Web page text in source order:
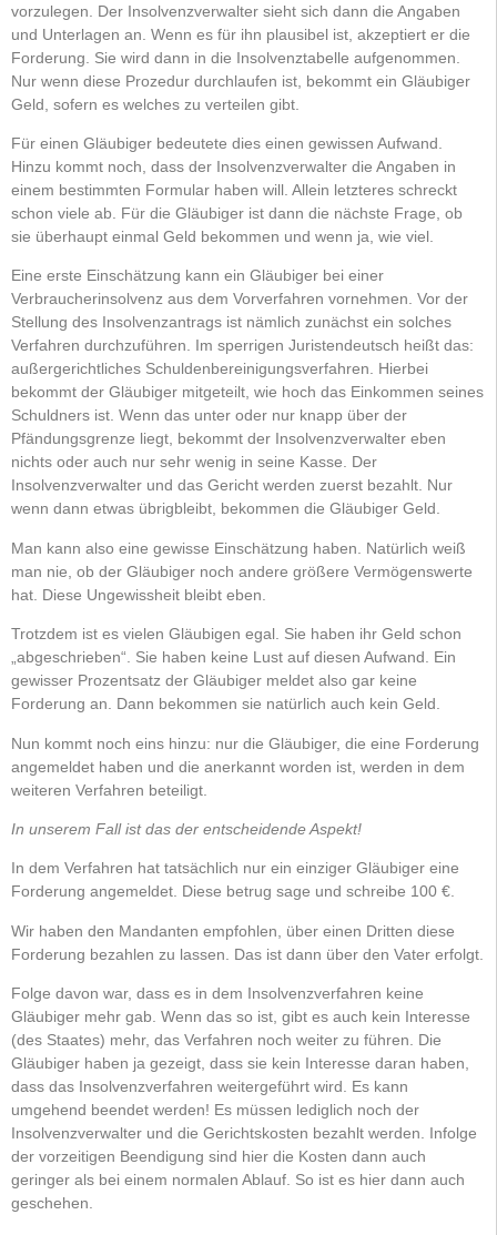
vorzulegen. Der Insolvenzverwalter sieht sich dann die Angaben
und Unterlagen an. Wenn es für ihn plausibel ist, akzeptiert er die
Forderung. Sie wird dann in die Insolvenztabelle aufgenommen.
Nur wenn diese Prozedur durchlaufen ist, bekommt ein Gläubiger
Geld, sofern es welches zu verteilen gibt.
Für einen Gläubiger bedeutete dies einen gewissen Aufwand.
Hinzu kommt noch, dass der Insolvenzverwalter die Angaben in
einem bestimmten Formular haben will. Allein letzteres schreckt
schon viele ab. Für die Gläubiger ist dann die nächste Frage, ob
sie überhaupt einmal Geld bekommen und wenn ja, wie viel.
Eine erste Einschätzung kann ein Gläubiger bei einer
Verbraucherinsolvenz aus dem Vorverfahren vornehmen. Vor der
Stellung des Insolvenzantrags ist nämlich zunächst ein solches
Verfahren durchzuführen. Im sperrigen Juristendeutsch heißt das:
außergerichtliches Schuldenbereinigungsverfahren. Hierbei
bekommt der Gläubiger mitgeteilt, wie hoch das Einkommen seines
Schuldners ist. Wenn das unter oder nur knapp über der
Pfändungsgrenze liegt, bekommt der Insolvenzverwalter eben
nichts oder auch nur sehr wenig in seine Kasse. Der
Insolvenzverwalter und das Gericht werden zuerst bezahlt. Nur
wenn dann etwas übrigbleibt, bekommen die Gläubiger Geld.
Man kann also eine gewisse Einschätzung haben. Natürlich weiß
man nie, ob der Gläubiger noch andere größere Vermögenswerte
hat. Diese Ungewissheit bleibt eben.
Trotzdem ist es vielen Gläubigen egal. Sie haben ihr Geld schon
„abgeschrieben“. Sie haben keine Lust auf diesen Aufwand. Ein
gewisser Prozentsatz der Gläubiger meldet also gar keine
Forderung an. Dann bekommen sie natürlich auch kein Geld.
Nun kommt noch eins hinzu: nur die Gläubiger, die eine Forderung
angemeldet haben und die anerkannt worden ist, werden in dem
weiteren Verfahren beteiligt.
In unserem Fall ist das der entscheidende Aspekt!
In dem Verfahren hat tatsächlich nur ein einziger Gläubiger eine
Forderung angemeldet. Diese betrug sage und schreibe 100 €.
Wir haben den Mandanten empfohlen, über einen Dritten diese
Forderung bezahlen zu lassen. Das ist dann über den Vater erfolgt.
Folge davon war, dass es in dem Insolvenzverfahren keine
Gläubiger mehr gab. Wenn das so ist, gibt es auch kein Interesse
(des Staates) mehr, das Verfahren noch weiter zu führen. Die
Gläubiger haben ja gezeigt, dass sie kein Interesse daran haben,
dass das Insolvenzverfahren weitergeführt wird. Es kann
umgehend beendet werden! Es müssen lediglich noch der
Insolvenzverwalter und die Gerichtskosten bezahlt werden. Infolge
der vorzeitigen Beendigung sind hier die Kosten dann auch
geringer als bei einem normalen Ablauf. So ist es hier dann auch
geschehen.